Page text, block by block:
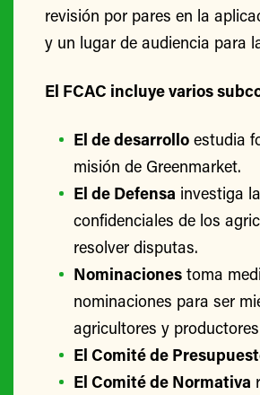
revisión por pares en la
y un lugar de audiencia para
El FCAC incluye varios
El de desarrollo estudia
misión de Greenmarket.
El de Defensa investiga
confidenciales de los
resolver disputas.
Nominaciones toma
nominaciones para ser
agricultores y
El Comité de
El Comité de Normativa